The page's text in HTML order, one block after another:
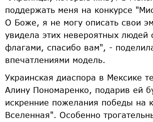
поддержать меня на конкурсе
О Боже, я не могу описать свои
увидела этих невероятных людей
флагами, спасибо вам", -
впечатлениями модель.
Украинская диаспора в Мексике
Алину Пономаренко, подарив ей
искренние пожелания победы на
Вселенная". Особенно